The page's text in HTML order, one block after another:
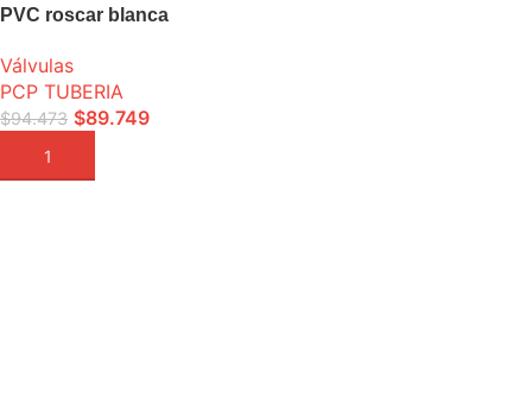
PVC roscar blanca
Válvulas
PCP TUBERIA
$94.473 $89.749
AÑADIR A LA CESTA